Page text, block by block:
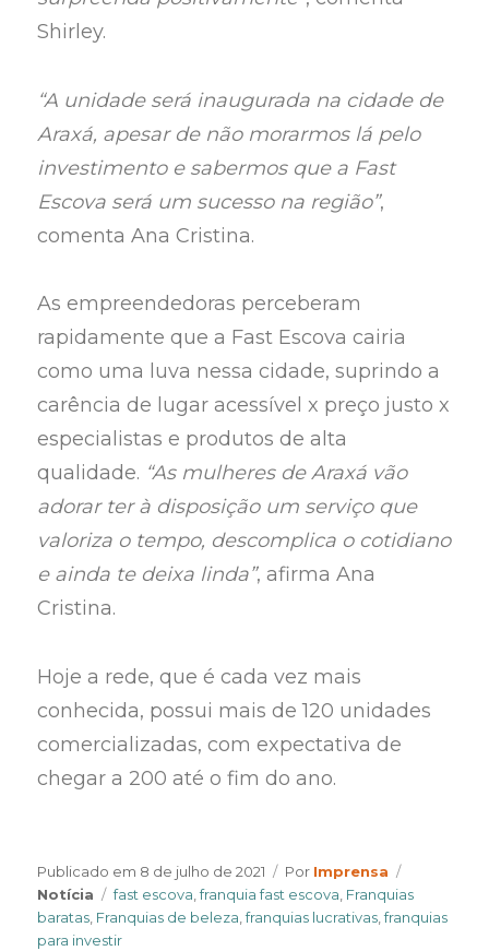
Shirley.
“A unidade será inaugurada na cidade de
Araxá, apesar de não morarmos lá pelo
investimento e sabermos que a Fast
Escova será um sucesso na região”,
comenta Ana Cristina.
As empreendedoras perceberam
rapidamente que a Fast Escova cairia
como uma luva nessa cidade, suprindo a
carência de lugar acessível x preço justo x
especialistas e produtos de alta
qualidade. “As mulheres de Araxá vão
adorar ter à disposição um serviço que
valoriza o tempo, descomplica o cotidiano
e ainda te deixa linda”, afirma Ana
Cristina.
Hoje a rede, que é cada vez mais
conhecida, possui mais de 120 unidades
comercializadas, com expectativa de
chegar a 200 até o fim do ano.
Publicado em 8 de julho de 2021 Por Author
Imprensa
Notícia
Tags
fast escova,franquia fast escova, Franquias
baratas, Franquias de beleza,franquias lucrativas,franquias
para investir